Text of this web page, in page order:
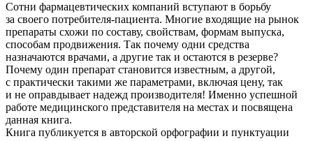
Сотни фармацевтических компаний вступают в борьбу
за своего потребителя-пациента. Многие входящие на рынок
препараты схожи по составу, свойствам, формам выпуска,
способам продвижения. Так почему одни средства
назначаются врачами, а другие так и остаются в резерве?
Почему один препарат становится известным, а другой,
с практически такими же параметрами, включая цену, так
и не оправдывает надежд производителя! Именно успешной
работе медицинского представителя на местах и посвящена
данная книга.
Книга публикуется в авторской орфографии и пунктуации